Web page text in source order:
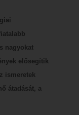
nagyokat
elősegítik
ismeretek
átadását, a